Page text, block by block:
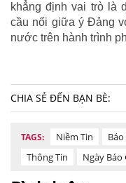
khẳng định vai trò là
cầu nối giữa ý Đảng
nước trên hành trình
CHIA SẺ ĐẾN BẠN BÈ:
TAGS: Niềm Tin
Thông Tin
Ngày Báo